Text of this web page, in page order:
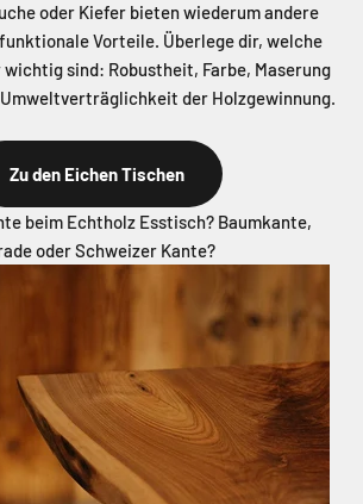
oder Kiefer bieten wiederum andere
Vorteile. Überlege dir, welche
sind: Robustheit, Farbe, Maserung
der Holzgewinnung.
Zu den Eichen Tischen
beim Echtholz Esstisch? Baumkante,
oder Schweizer Kante?